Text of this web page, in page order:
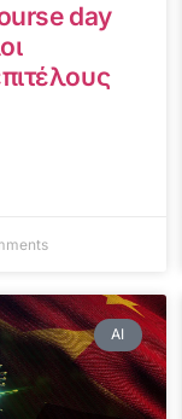
day
AI